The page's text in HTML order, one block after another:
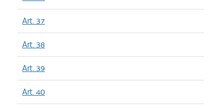
Art. 37
Art. 38
Art. 39
Art. 40